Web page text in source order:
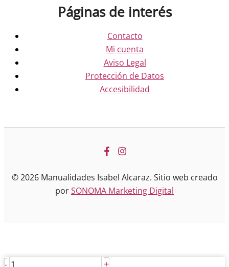
Páginas de interés
Contacto
Mi cuenta
Aviso Legal
Protección de Datos
Accesibilidad
© 2026 Manualidades Isabel Alcaraz. Sitio web creado
porSONOMA Marketing Digital
- Menina
+